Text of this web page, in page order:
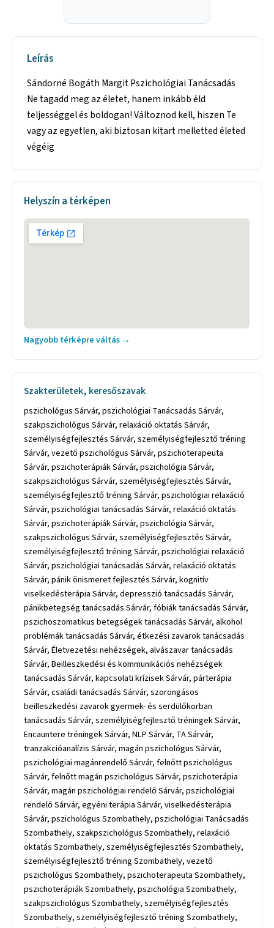
Leírás
Sándorné Bogáth Margit Pszichológiai Tanácsadás
Ne tagadd meg az életet, hanem inkább éld
teljességgel és boldogan! Változnod kell, hiszen Te
vagy az egyetlen, aki biztosan kitart melletted életed
végéig
Helyszín a térképen
Nagyobb térképre váltás →
Szakterületek, keresőszavak
pszichológus Sárvár, pszichológiai Tanácsadás Sárvár,
szakpszichológus Sárvár, relaxáció oktatás Sárvár,
személyiségfejlesztés Sárvár, személyiségfejlesztő tréning
Sárvár, vezető pszichológus Sárvár, pszichoterapeuta
Sárvár, pszichoterápiák Sárvár, pszichológia Sárvár,
szakpszichológus Sárvár, személyiségfejlesztés Sárvár,
személyiségfejlesztő tréning Sárvár, pszichológiai relaxáció
Sárvár, pszichológiai tanácsadás Sárvár, relaxáció oktatás
Sárvár, pszichoterápiák Sárvár, pszichológia Sárvár,
szakpszichológus Sárvár, személyiségfejlesztés Sárvár,
személyiségfejlesztő tréning Sárvár, pszichológiai relaxáció
Sárvár, pszichológiai tanácsadás Sárvár, relaxáció oktatás
Sárvár, pánik önismeret fejlesztés Sárvár, kognitív
viselkedésterápia Sárvár, depresszió tanácsadás Sárvár,
pánikbetegség tanácsadás Sárvár, fóbiák tanácsadás Sárvár,
pszichoszomatikus betegségek tanácsadás Sárvár, alkohol
problémák tanácsadás Sárvár, étkezési zavarok tanácsadás
Sárvár, Életvezetési nehézségek, alvászavar tanácsadás
Sárvár, Beilleszkedési és kommunikációs nehézségek
tanácsadás Sárvár, kapcsolati krízisek Sárvár, párterápia
Sárvár, családi tanácsadás Sárvár, szorongásos
beilleszkedési zavarok gyermek- és serdülőkorban
tanácsadás Sárvár, személyiségfejlesztő tréningek Sárvár,
Encauntere tréningek Sárvár, NLP Sárvár, TA Sárvár,
tranzakcióanalízis Sárvár, magán pszichológus Sárvár,
pszichológiai magánrendelő Sárvár, felnőtt pszichológus
Sárvár, felnőtt magán pszichológus Sárvár, pszichoterápia
Sárvár, magán pszichológiai rendelő Sárvár, pszichológiai
rendelő Sárvár, egyéni terápia Sárvár, viselkedésterápia
Sárvár, pszichológus Szombathely, pszichológiai Tanácsadás
Szombathely, szakpszichológus Szombathely, relaxáció
oktatás Szombathely, személyiségfejlesztés Szombathely,
személyiségfejlesztő tréning Szombathely, vezető
pszichológus Szombathely, pszichoterapeuta Szombathely,
pszichoterápiák Szombathely, pszichológia Szombathely,
szakpszichológus Szombathely, személyiségfejlesztés
Szombathely, személyiségfejlesztő tréning Szombathely,